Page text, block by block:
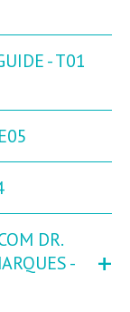
- T01
DR.
-
+